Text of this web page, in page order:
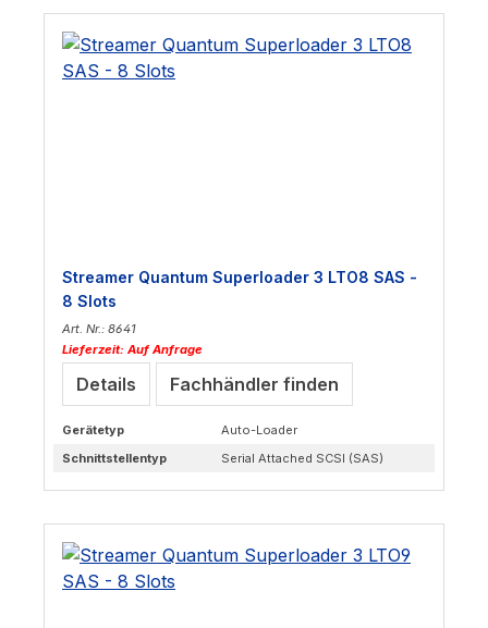
Streamer Quantum Superloader 3 LTO8 SAS -
8 Slots
Art. Nr.: 8641
Lieferzeit: Auf Anfrage
Details Fachhändler finden
Gerätetyp
Auto-Loader
Schnittstellentyp
Serial Attached SCSI (SAS)